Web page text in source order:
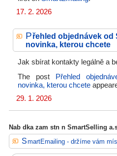
17. 2. 2026
Přehled objednávek od
novinka, kterou chcete
Jak sbírat kontakty legálně a
The post
Přehled
novinka, kterou chcete
29. 1. 2026
Nab dka zam stn n SmartSelling
SmartEmailing - držíme vám